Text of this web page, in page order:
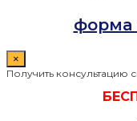
форма
×
Получить консультацию